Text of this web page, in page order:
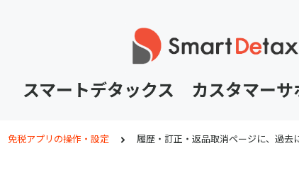
スマートデタックス カスタマーサ
免税アプリの操作・設定 履歴・訂正・返品取消ページに、過去